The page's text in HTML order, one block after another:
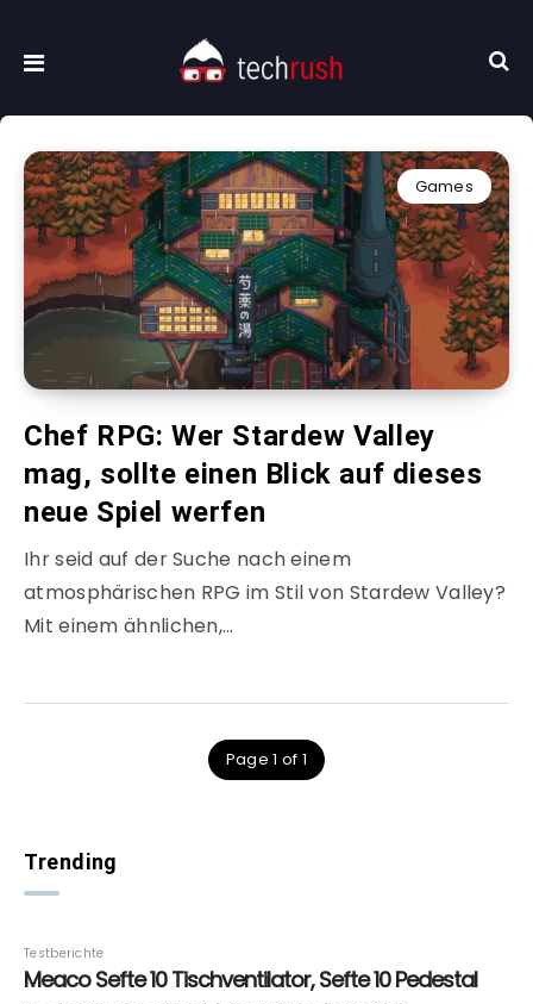
Games
Chef RPG: Wer Stardew Valley
mag, sollte einen Blick auf dieses
neue Spiel werfen
Ihr seid auf der Suche nach einem
atmosphärischen RPG im Stil von Stardew Valley?
Mit einem ähnlichen,…
Page 1 of 1
Trending